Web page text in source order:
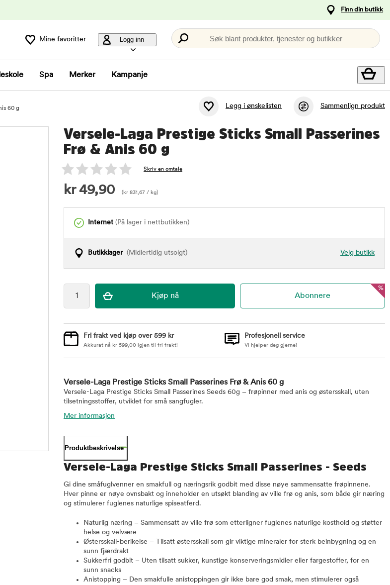
Finn din butikk
Mine favoritter Logg inn Søk blant produkter, tjenester og butikker
Spa Merker Kampanje
60 g Legg i ønskelisten Sammenlign produkt
Versele-Laga Prestige Sticks Small Passerines
Frø & Anis 60 g
Skriv en omtale
kr 49,90 ( kr 831,67 / kg)
Internet (På lager i nettbutikken)
Velg butikk
Butikklager(Midlertidig utsolgt)
%
Fri frakt ved kjøp over 599 kr
Akkurat nå kr 599,00 igjen til fri frakt!
Profesjonell service
Vi hjelper deg gjerne!
Versele-Laga Prestige Sticks Small Passerines Frø & Anis 60 g
Versele-Laga Prestige Sticks Small Passerines Seeds 60g – frøpinner med anis og østersskall, uten
tilsetningsstoffer, utviklet for små sangfugler.
Mer informasjon
Produktbeskrivelse
Versele-Laga Prestige Sticks Small Passerines - Seeds
Gi dine småfuglvenner en smakfull og næringsrik godbit med disse nøye sammensatte frøpinnene.
Hver pinne er nøye ovnsbakt og inneholder en utsøkt blanding av ville frø og anis, som både gir næring
og stimulerer fuglenes naturlige spiseatferd.
Naturlig næring – Sammensatt av ville frø som etterligner fuglenes naturlige kosthold og støtter
helse og velvære
Østersskall-berikelse – Tilsatt østersskall som gir viktige mineraler for sterk beinbygning og en
sunn fjærdrakt
Sukkerfri godbit – Uten tilsatt sukker, kunstige konserveringsmidler eller fargestoffer, for en
sunn snacks
Anistopping – Den smakfulle anistoppingen gir ikke bare god smak, men stimulerer også